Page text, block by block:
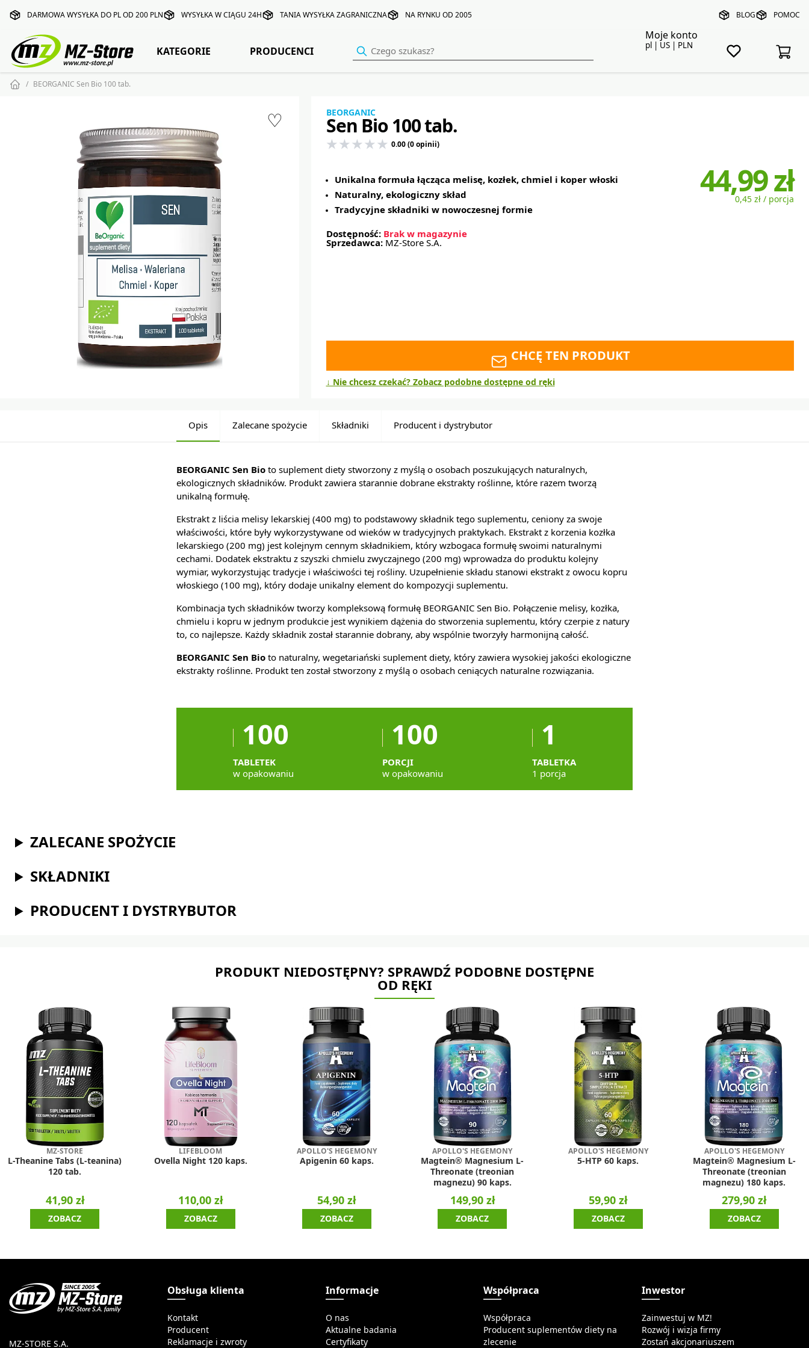
DARMOWA WYSYŁKA DO PL OD 200 PLN WYSYŁKA W CIĄGU 24H TANIA WYSYŁKA ZAGRANICZNA NA RYNKU OD 2005 BLOG POMOC
Moje konto
pl | US | PLN
KATEGORIE PRODUCENCI
BEORGANIC Sen Bio 100 tab.
♡ BEORGANIC
Sen Bio 100 tab.
0.00 (0 opinii)
44,99 zł
0,45 zł / porcja
Unikalna formuła łącząca melisę, kozłek, chmiel i koper włoski
Naturalny, ekologiczny skład
Tradycyjne składniki w nowoczesnej formie
Dostępność: Brak w magazynie
Sprzedawca: MZ-Store S.A.
CHCĘ TEN PRODUKT
↓ Nie chcesz czekać? Zobacz podobne dostępne od ręki
Opis Zalecane spożycie Składniki Producent i dystrybutor
BEORGANIC Sen Bio to suplement diety stworzony z myślą o osobach poszukujących naturalnych,
ekologicznych składników. Produkt zawiera starannie dobrane ekstrakty roślinne, które razem tworzą
unikalną formułę.
Ekstrakt z liścia melisy lekarskiej (400 mg) to podstawowy składnik tego suplementu, ceniony za swoje
właściwości, które były wykorzystywane od wieków w tradycyjnych praktykach. Ekstrakt z korzenia kozłka
lekarskiego (200 mg) jest kolejnym cennym składnikiem, który wzbogaca formułę swoimi naturalnymi
cechami. Dodatek ekstraktu z szyszki chmielu zwyczajnego (200 mg) wprowadza do produktu kolejny
wymiar, wykorzystując tradycje i właściwości tej rośliny. Uzupełnienie składu stanowi ekstrakt z owocu kopru
włoskiego (100 mg), który dodaje unikalny element do kompozycji suplementu.
Kombinacja tych składników tworzy kompleksową formułę BEORGANIC Sen Bio. Połączenie melisy, kozłka,
chmielu i kopru w jednym produkcie jest wynikiem dążenia do stworzenia suplementu, który czerpie z natury
to, co najlepsze. Każdy składnik został starannie dobrany, aby wspólnie tworzyły harmonijną całość.
BEORGANIC Sen Bio to naturalny, wegetariański suplement diety, który zawiera wysokiej jakości ekologiczne
ekstrakty roślinne. Produkt ten został stworzony z myślą o osobach ceniących naturalne rozwiązania.
100
TABLETEK
w opakowaniu
100
PORCJI
w opakowaniu
1
TABLETKA
1 porcja
ZALECANE SPOŻYCIE
SKŁADNIKI
PRODUCENT I DYSTRYBUTOR
PRODUKT NIEDOSTĘPNY? SPRAWDŹ PODOBNE DOSTĘPNE
OD RĘKI
MZ-STORE
L-Theanine Tabs (L-teanina)
120 tab.
41,90 zł
ZOBACZ
LIFEBLOOM
Ovella Night 120 kaps.
110,00 zł
ZOBACZ
APOLLO'S HEGEMONY
Apigenin 60 kaps.
54,90 zł
ZOBACZ
APOLLO'S HEGEMONY
Magtein® Magnesium L-
Threonate (treonian
magnezu) 90 kaps.
149,90 zł
ZOBACZ
APOLLO'S HEGEMONY
5-HTP 60 kaps.
59,90 zł
ZOBACZ
APOLLO'S HEGEMONY
Magtein® Magnesium L-
Threonate (treonian
magnezu) 180 kaps.
279,90 zł
ZOBACZ
MZ-STORE S.A.
Obsługa klienta
Kontakt
Producent
Reklamacje i zwroty
Informacje
O nas
Aktualne badania
Certyfikaty
Współpraca
Współpraca
Producent suplementów diety na
zlecenie
Inwestor
Zainwestuj w MZ!
Rozwój i wizja firmy
Zostań akcjonariuszem